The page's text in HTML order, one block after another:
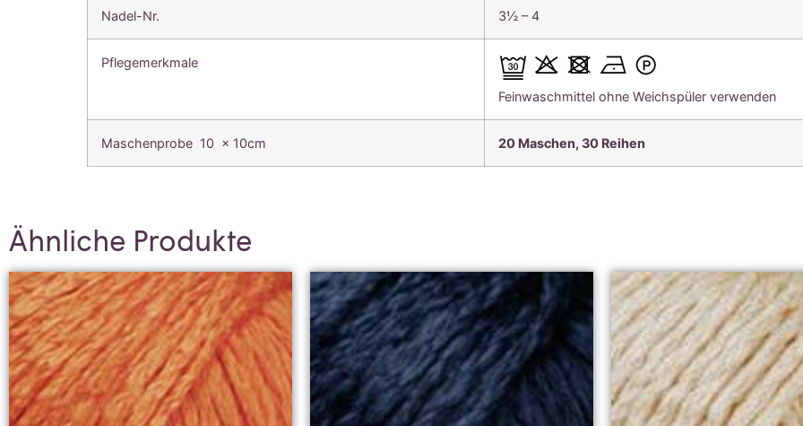
Nadel-Nr. 3½ – 4
Pflegemerkmale
Feinwaschmittel ohne Weichspüler verwenden
Maschenprobe 10 x 10cm 20 Maschen, 30 Reihen
Ähnliche Produkte